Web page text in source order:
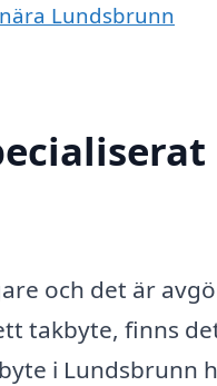
Lundsbrunn
och det är
takbyte, finns
i Lundsbrunn